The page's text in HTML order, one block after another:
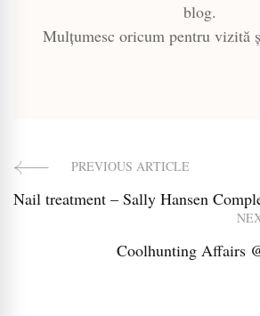
blog.
Mulțumesc oricum pentru vizită
PostPREVIOUS ARTICLE
Nail treatment – Sally Hansen
Coolhunting Affairs